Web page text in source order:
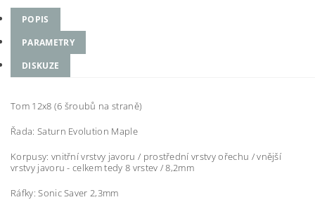
POPIS
PARAMETRY
DISKUZE
Tom 12x8 (6 šroubů na straně)
Řada: Saturn Evolution Maple
Korpusy: vnitřní vrstvy javoru / prostřední vrstvy ořechu / vnější
vrstvy javoru - celkem tedy 8 vrstev / 8,2mm
Ráfky: Sonic Saver 2,3mm